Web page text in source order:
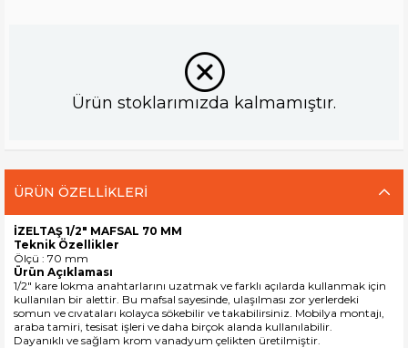
Ürün stoklarımızda kalmamıştır.
ÜRÜN ÖZELLIKLERI
İZELTAŞ 1/2" MAFSAL 70 MM
Teknik Özellikler
Ölçü : 70 mm
Ürün Açıklaması
1/2" kare lokma anahtarlarını uzatmak ve farklı açılarda kullanmak için
kullanılan bir alettir. Bu mafsal sayesinde, ulaşılması zor yerlerdeki
somun ve cıvataları kolayca sökebilir ve takabilirsiniz. Mobilya montajı,
araba tamiri, tesisat işleri ve daha birçok alanda kullanılabilir.
Dayanıklı ve sağlam krom vanadyum çelikten üretilmiştir.